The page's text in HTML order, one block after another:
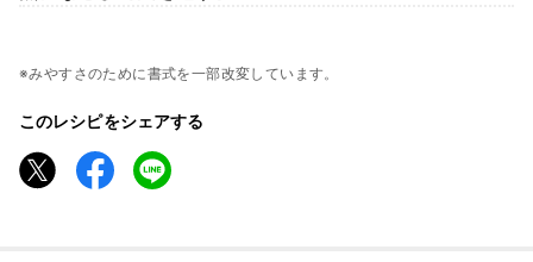
※みやすさのために書式を一部改変しています。
このレシピをシェアする